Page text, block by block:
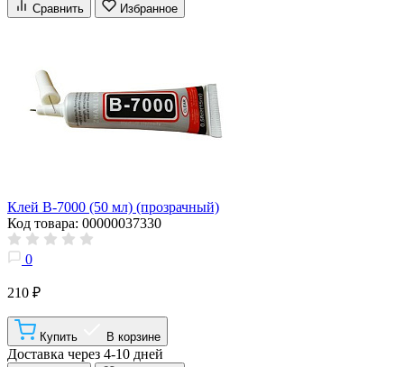
Сравнить Избранное
Клей B-7000 (50 мл) (прозрачный)
Код товара: 00000037330
0
210 ₽
Купить В корзине
Доставка через 4-10 дней